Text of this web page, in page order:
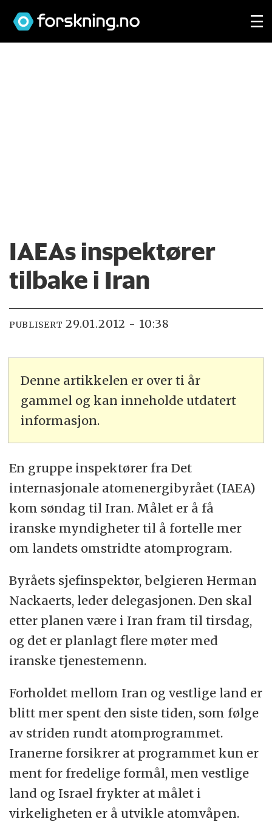
IAEAs inspektører
tilbake i Iran
PUBLISERT 29.01.2012 - 10:38
Denne artikkelen er over ti år
gammel og kan inneholde utdatert
informasjon.
En gruppe inspektører fra Det
internasjonale atomenergibyrået (IAEA)
kom søndag til Iran. Målet er å få
iranske myndigheter til å fortelle mer
om landets omstridte atomprogram.
Byråets sjefinspektør, belgieren Herman
Nackaerts, leder delegasjonen. Den skal
etter planen være i Iran fram til tirsdag,
og det er planlagt flere møter med
iranske tjenestemenn.
Forholdet mellom Iran og vestlige land er
blitt mer spent den siste tiden, som følge
av striden rundt atomprogrammet.
Iranerne forsikrer at programmet kun er
ment for fredelige formål, men vestlige
land og Israel frykter at målet i
virkeligheten er å utvikle atomvåpen.